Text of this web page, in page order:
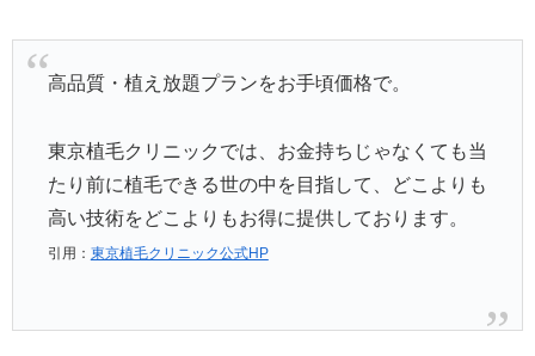
高品質・植え放題プランをお手頃価格で。
東京植毛クリニックでは、お金持ちじゃなくても当
たり前に植毛できる世の中を目指して、どこよりも
高い技術をどこよりもお得に提供しております。
引用： 東京植毛クリニック公式HP